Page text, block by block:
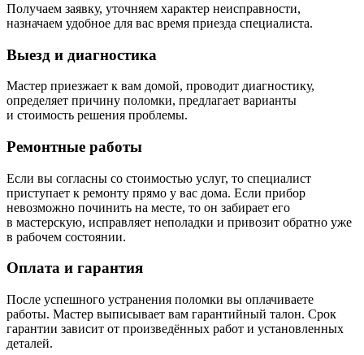
Получаем заявку, уточняем характер неисправности,
назначаем удобное для вас время приезда специалиста.
Выезд и диагностика
Мастер приезжает к вам домой, проводит диагностику,
определяет причину поломки, предлагает варианты
и стоимость решения проблемы.
Ремонтные работы
Если вы согласны со стоимостью услуг, то специалист
приступает к ремонту прямо у вас дома. Если прибор
невозможно починить на месте, то он забирает его
в мастерскую, исправляет неполадки и привозит обратно уже
в рабочем состоянии.
Оплата и гарантия
После успешного устранения поломки вы оплачиваете
работы. Мастер выписывает вам гарантийный талон. Срок
гарантии зависит от произведённых работ и установленных
деталей.